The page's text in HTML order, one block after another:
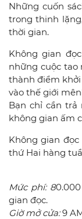
Những cuốn
trong thinh
thời gian.
Không gian
những cuộc tao
thành điểm
vào thế giới
Bạn chỉ cần
không gian ấm
Không gian
thứ Hai hàng
Mức phí: 8
gian đọc.
Giờ mở cửa:9